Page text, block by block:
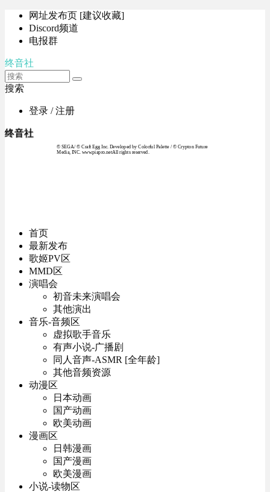
网址发布页 [建议收藏]
Discord频道
电报群
终音社
搜索
登录 / 注册
终音社
© SEGA / © Craft Egg Inc. Developed by Colorful Palette / © Crypton Future
Media, INC. www.piapro.netAll rights reserved.
首页
最新发布
歌姬PV区
MMD区
演唱会
初音未来演唱会
其他演出
音乐-音频区
虚拟歌手音乐
有声小说-广播剧
同人音声-ASMR [全年龄]
其他音频资源
动漫区
日本动画
国产动画
欧美动画
漫画区
日韩漫画
国产漫画
欧美漫画
小说-读物区